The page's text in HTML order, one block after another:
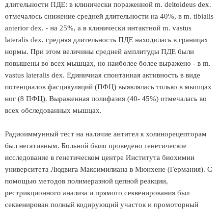
длительности ПДЕ: в клинически пораженной m. deltoideus dex.
отмечалось снижение средней длительности на 40%, в m. tibialis
anterior dex. - на 25%, а в клинически интактной m. vastus
lateralis dex. средняя длительность ПДЕ находилась в границах
нормы. При этом величины средней амплитуды ПДЕ были
повышены во всех мышцах, но наиболее более выражено - в m.
vastus lateralis dex. Единичная спонтанная активность в виде
потенциалов фасцикуляций (ПФЦ) выявлялась только в мышцах
ног (8 ПФЦ). Выраженная полифазия (40- 45%) отмечалась во
всех обследованных мышцах.
Радиоиммунный тест на наличие антител к холинорецепторам
был негативным. Больной было проведено генетическое
исследование в генетическом центре Института биохимии
университета Людвига Максимилиана в Мюнхене (Германия). С
помощью методов полимеразной цепной реакции,
рестрикционного анализа и прямого секвенирования был
секвенирован полный кодирующий участок и промоторный